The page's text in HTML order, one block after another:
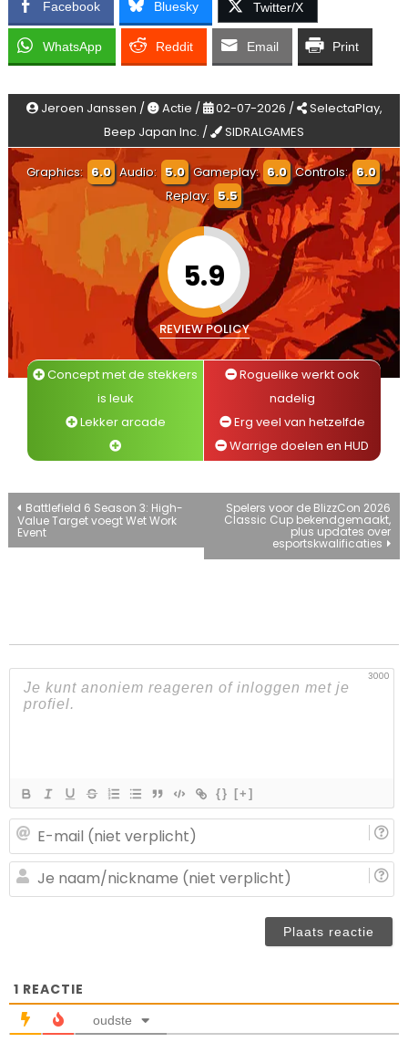
Facebook Bluesky Twitter/X
WhatsApp Reddit Email Print
Jeroen Janssen / Actie / 02-07-2026 /
SelectaPlay,
Beep Japan Inc. /
SIDRALGAMES
Graphics: 6.0 Audio: 5.0 Gameplay: 6.0 Controls: 6.0
Replay: 5.5
5.9
REVIEW POLICY
Concept met de stekkers
is leuk
Lekker arcade
Roguelike werkt ook
nadelig
Erg veel van hetzelfde
Warrige doelen en HUD
Bericht
navigatie
Battlefield 6 Season 3: High-
Value Target voegt Wet Work
Event
Spelers voor de BlizzCon 2026
Classic Cup bekendgemaakt,
plus updates over
esportskwalificaties
3000
{} [+]
1 REACTIE
oudste